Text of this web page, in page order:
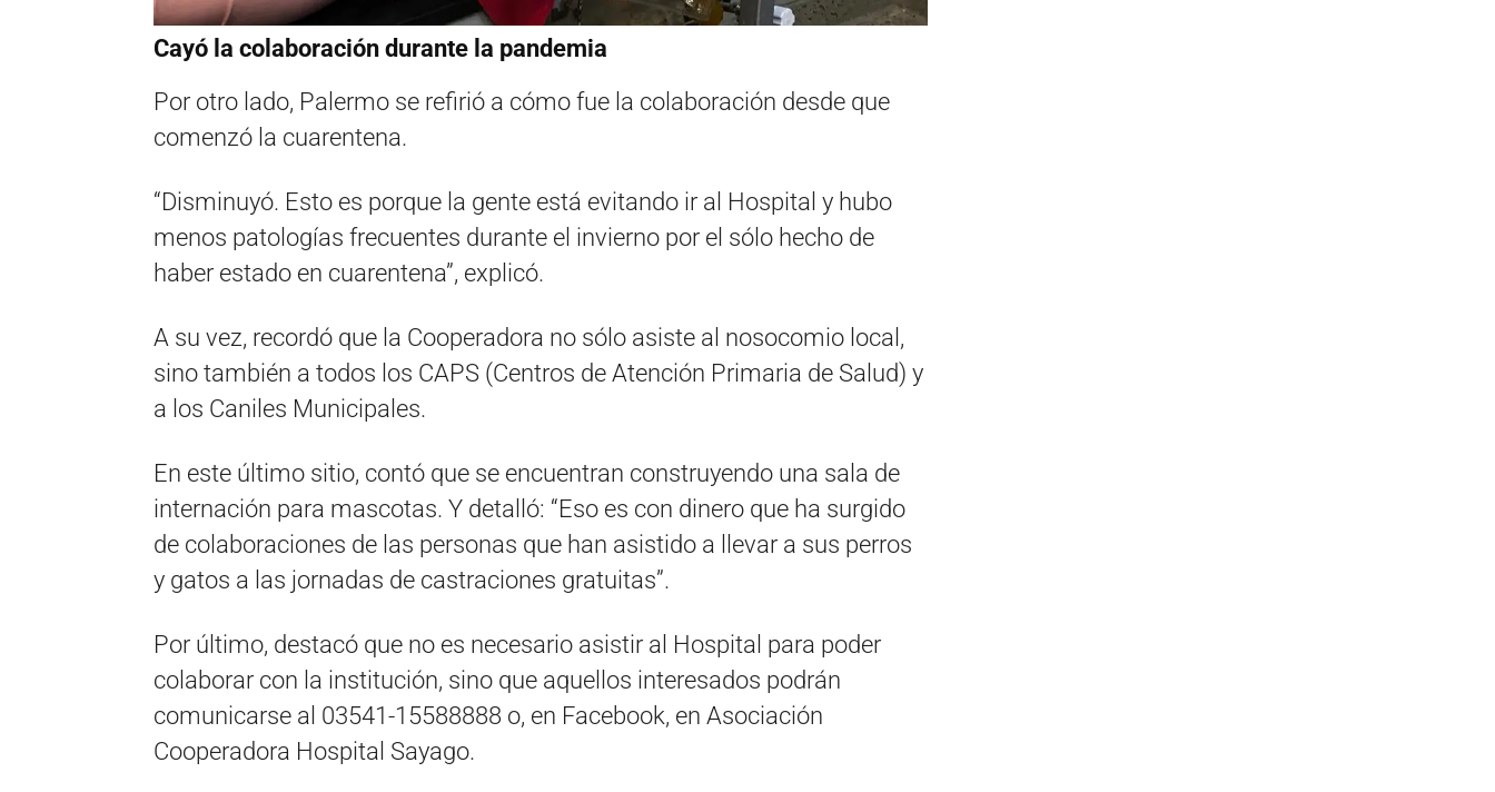
Cayó la colaboración durante la pandemia
Por otro lado, Palermo se refirió a cómo fue la colaboración desde que
comenzó la cuarentena.
“Disminuyó. Esto es porque la gente está evitando ir al Hospital y hubo
menos patologías frecuentes durante el invierno por el sólo hecho de
haber estado en cuarentena”, explicó.
A su vez, recordó que la Cooperadora no sólo asiste al nosocomio local,
sino también a todos los CAPS (Centros de Atención Primaria de Salud) y
a los Caniles Municipales.
En este último sitio, contó que se encuentran construyendo una sala de
internación para mascotas. Y detalló: “Eso es con dinero que ha surgido
de colaboraciones de las personas que han asistido a llevar a sus perros
y gatos a las jornadas de castraciones gratuitas”.
Por último, destacó que no es necesario asistir al Hospital para poder
colaborar con la institución, sino que aquellos interesados podrán
comunicarse al 03541-15588888 o, en Facebook, en Asociación
Cooperadora Hospital Sayago.